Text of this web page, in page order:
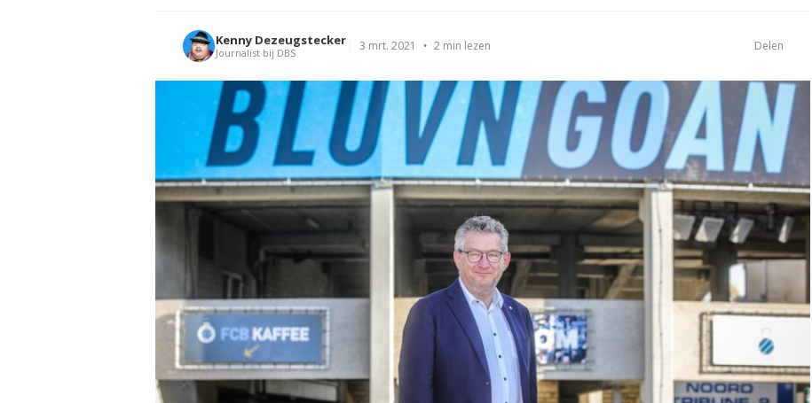
Kenny Dezeugstecker
Journalist bij DBS 3 mrt. 2021 2 min lezen Delen